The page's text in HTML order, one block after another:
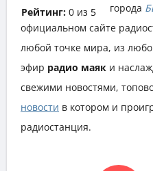
Рейтинг: 0из 5
города
официальном сайте
любой точке мира, из
эфир радио маяк и
свежими новостями,
новости в котором и
радиостанция.